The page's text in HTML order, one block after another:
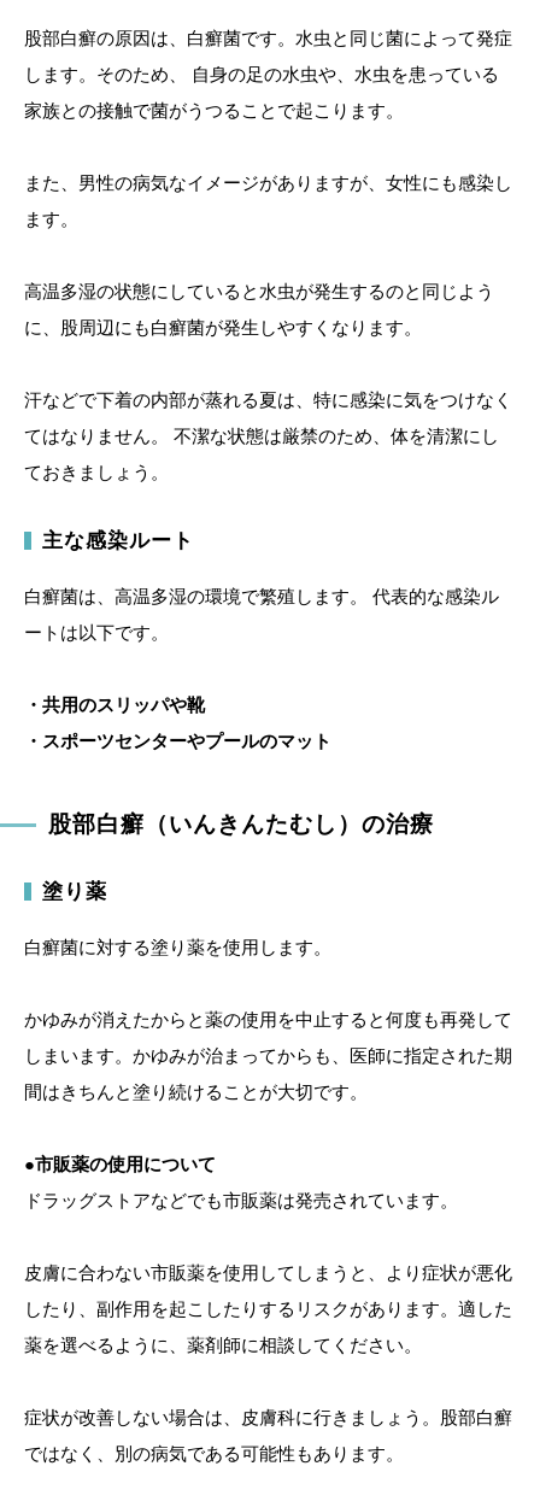
股部白癬の原因は、白癬菌です。水虫と同じ菌によって発症
します。そのため、 自身の足の水虫や、水虫を患っている
家族との接触で菌がうつることで起こります。
また、男性の病気なイメージがありますが、女性にも感染し
ます。
高温多湿の状態にしていると水虫が発生するのと同じよう
に、股周辺にも白癬菌が発生しやすくなります。
汗などで下着の内部が蒸れる夏は、特に感染に気をつけなく
てはなりません。 不潔な状態は厳禁のため、体を清潔にし
ておきましょう。
主な感染ルート
白癬菌は、高温多湿の環境で繁殖します。 代表的な感染ル
ートは以下です。
・共用のスリッパや靴
・スポーツセンターやプールのマット
股部白癬（いんきんたむし）の治療
塗り薬
白癬菌に対する塗り薬を使用します。
かゆみが消えたからと薬の使用を中止すると何度も再発して
しまいます。かゆみが治まってからも、医師に指定された期
間はきちんと塗り続けることが大切です。
●市販薬の使用について
ドラッグストアなどでも市販薬は発売されています。
皮膚に合わない市販薬を使用してしまうと、より症状が悪化
したり、副作用を起こしたりするリスクがあります。適した
薬を選べるように、薬剤師に相談してください。
症状が改善しない場合は、皮膚科に行きましょう。股部白癬
ではなく、別の病気である可能性もあります。